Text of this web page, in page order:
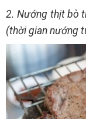
2. Nướng thịt bò
(thời gian nướng